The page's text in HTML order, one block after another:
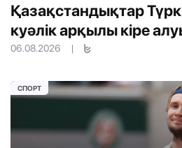
Қазақстандықтар
куәлік арқылы кіре
06.08.2026 |
СПОРТ